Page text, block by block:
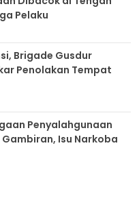
Tiga Pelaku
Brigade Gusdur
Penolakan Tempat
Penyalahgunaan
Isu Narkoba